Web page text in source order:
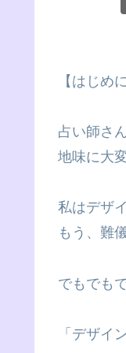
【はじめに
占い師さ
地味に大
私はデザ
もう、難
でもでも
「デザイ